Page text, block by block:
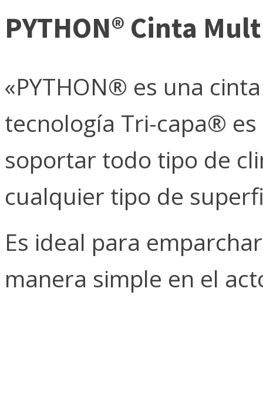
PYTHON® Cinta
«PYTHON® es una
tecnología Tri-capa®
soportar todo tipo de
cualquier tipo de
Es ideal para
manera simple en el